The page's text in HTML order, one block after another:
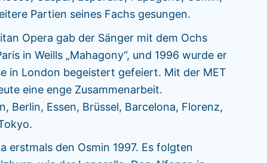
Partien seines Fachs gesungen.
Opera gab der Sänger mit dem Ochs
in Weills „Mahagony“, und 1996 wurde er
in London begeistert gefeiert. Mit der MET
eine enge Zusammenarbeit.
Berlin, Essen, Brüssel, Barcelona, Florenz,
Tokyo.
erstmals den Osmin 1997. Es folgten